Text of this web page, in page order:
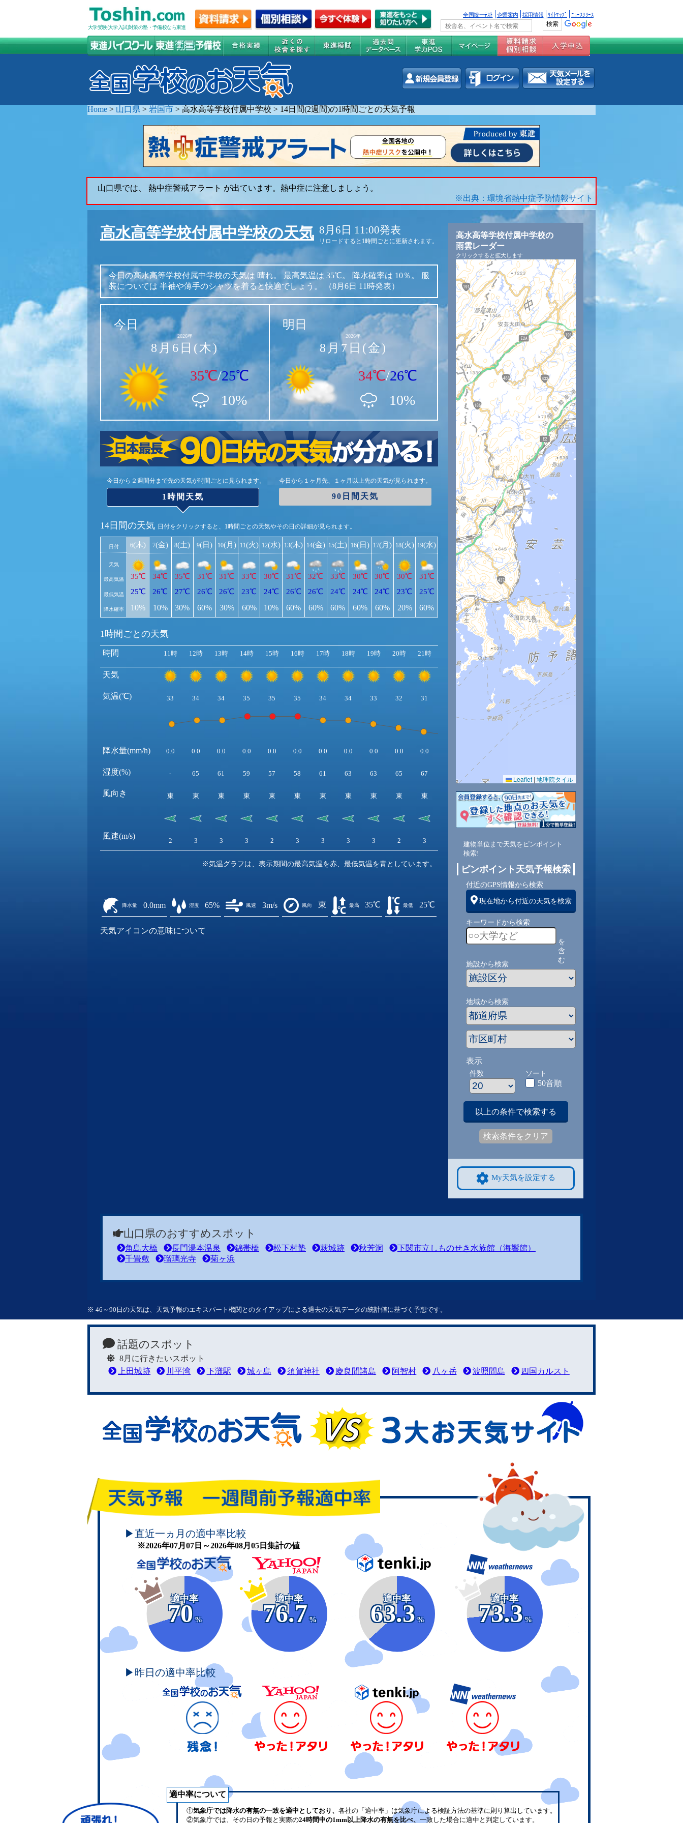
大学受験(大学入試)対策の塾・予備校なら東進
全国統一ﾃｽﾄ 企業案内 採用情報 ｻｲﾄﾏｯﾌﾟ ﾆｭｰｽﾘﾘｰｽ
Home > 山口県 > 岩国市 > 高水高等学校付属中学校 > 14日間(2週間)の1時間ごとの天気予報
山口県では、 熱中症警戒アラート が出ています。熱中症に注意しましょう。
※出典：環境省熱中症予防情報サイト
高水高等学校付属中学校の天気 8月6日 11:00発表
リロードすると1時間ごとに更新されます。
今日の高水高等学校付属中学校の天気は 晴れ。 最高気温は 35℃。 降水確率は 10％。
服
装については 半袖や薄手のシャツを着ると快適でしょう。 （8月6日 11時発表）
今日
2026年
8月6日(木)
35℃/25℃
10%
明日
2026年
8月7日(金)
34℃/26℃
10%
今日から２週間分まで先の天気が時間ごとに見られます。
1時間天気
今日から１ヶ月先、１ヶ月以上先の天気が見られます。
90日間天気
14日間の天気 日付をクリックすると、1時間ごとの天気やその日の詳細が見られます。
日付
天気
最高気温
最低気温
降水確率
6(木)
35℃
25℃
10%
7(金)
34℃
26℃
10%
8(土)
35℃
27℃
30%
9(日)
31℃
26℃
60%
10(月)
31℃
26℃
30%
11(火)
33℃
23℃
60%
12(水)
30℃
24℃
10%
13(木)
31℃
26℃
60%
14(金)
32℃
26℃
60%
15(土)
33℃
24℃
60%
16(日)
30℃
24℃
60%
17(月)
30℃
24℃
60%
18(火)
30℃
23℃
20%
19(水)
31℃
25℃
60%
1時間ごとの天気
時間
天気
気温(℃)
降水量(mm/h)
湿度(%)
風向き
風速(m/s)
11時 12時 13時 14時 15時 16時 17時 18時 19時 20時 21時 23時
33 34 34 35 35 35 34 34 33 32 31
0.0 0.0 0.0 0.0 0.0 0.0 0.0 0.0 0.0 0.0 0.0
- 65 61 59 57 58 61 63 63 65 67 69
東 東 東 東 東 東 東 東 東 東 東 東
2 3 3 3 2 3 3 3 3 2 3 3
※気温グラフは、表示期間の最高気温を赤、最低気温を青としています。
降水量 0.0mm 湿度 65% 風速 3m/s 風向 東 最高 35℃ 最低 25℃
天気アイコンの意味について
高水高等学校付属中学校の
雨雲レーダー
クリックすると拡大します
Leaflet | 地理院タイル
建物単位まで天気をピンポイント
検索!
ピンポイント天気予報検索
付近のGPS情報から検索
現在地から付近の天気を検索
キーワードから検索
を
含
む
施設から検索
地域から検索
表示
件数 ソート
50音順
以上の条件で検索する
検索条件をクリア
My天気を設定する
山口県のおすすめスポット
角島大橋 長門湯本温泉 錦帯橋 松下村塾 萩城跡 秋芳洞
下関市立しものせき水族館（海響館）
千畳敷
瑠璃光寺 菊ヶ浜
※ 46～90日の天気は、天気予報のエキスパート機関とのタイアップによる過去の天気データの統計値に基づく予想です。
話題のスポット
8月に行きたいスポット
上田城跡
川平湾 下灘駅 城ヶ島 須賀神社 慶良間諸島 阿智村 八ヶ岳 波照間島 四国カルスト
頑張れ！学校のお天気
▶直近一ヵ月の適中率比較
※2026年07月07日～2026年08月05日集計の値
適中率
70
%
適中率
76.7
%
適中率
63.3
%
適中率
73.3
%
▶昨日の適中率比較
適中率について
①気象庁では降水の有無の一致を適中としており、 各社の「適中率」は気象庁による検証方法の基準に則り算出しています。
②気象庁では、その日の予報と実際の24時間中の1mm以上降水の有無を比べ、 一致した場合に適中と判定しています。